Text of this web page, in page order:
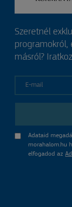
Szeretnél
programokról,
másról?
Adataid
morahalom.hu
elfogadod az